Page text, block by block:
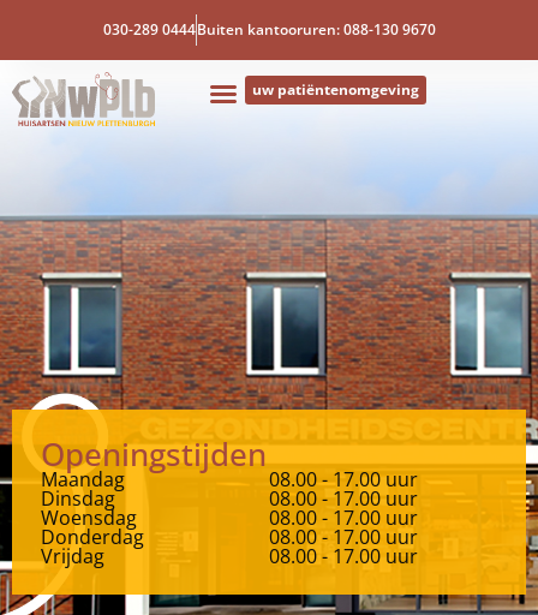
030-289 0444Buiten kantooruren: 088-130 9670
uw patiëntenomgeving
Openingstijden
Maandag 08.00 - 17.00 uur
Dinsdag 08.00 - 17.00 uur
Woensdag 08.00 - 17.00 uur
Donderdag 08.00 - 17.00 uur
Vrijdag 08.00 - 17.00 uur